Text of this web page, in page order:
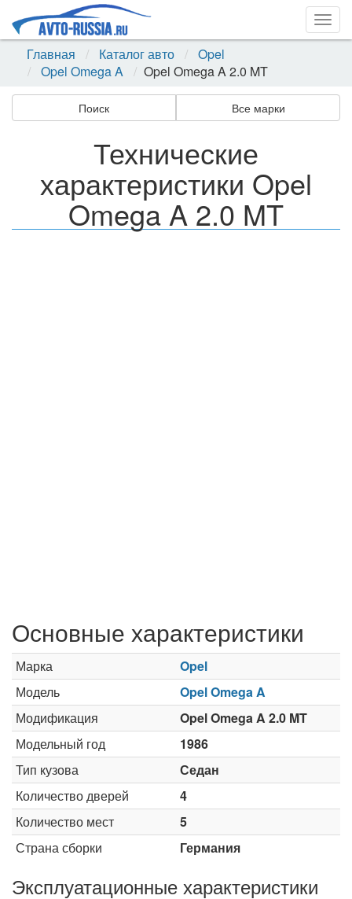
Главная
Каталог авто
Opel
Opel Omega A
Opel Omega A 2.0 MT
Поиск Все марки
Технические
характеристики Opel
Omega A 2.0 MT
Основные характеристики
Марка
Opel
Модель
Opel Omega A
Модификация
Opel Omega A 2.0 MT
Модельный год
1986
Тип кузова
Седан
Количество дверей
4
Количество мест
5
Страна сборки
Германия
Эксплуатационные характеристики